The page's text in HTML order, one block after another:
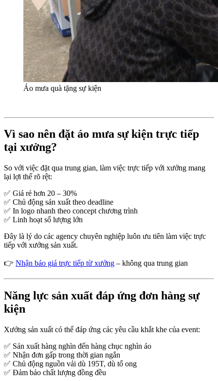
Áo mưa quà tặng sự kiện
Vì sao nên đặt áo mưa sự kiện trực tiếp
tại xưởng?
So với việc đặt qua trung gian, làm việc trực tiếp với xưởng mang
lại lợi thế rõ rệt:
✅ Giá rẻ hơn 20 – 30%
✅ Chủ động sản xuất theo deadline
✅ In logo nhanh theo concept chương trình
✅ Linh hoạt số lượng lớn
Đây là lý do các agency chuyên nghiệp luôn ưu tiên làm việc trực
tiếp với xưởng sản xuất.
👉 Nhận báo giá trực tiếp từ xưởng – không qua trung gian
Năng lực sản xuất đáp ứng đơn hàng sự
kiện
Xưởng sản xuất có thể đáp ứng các yêu cầu khắt khe của event:
✅ Sản xuất hàng nghìn đến hàng chục nghìn áo
✅ Nhận đơn gấp trong thời gian ngắn
✅ Chủ động nguồn vải dù 195T, dù tổ ong
✅ Đảm bảo chất lượng đồng đều